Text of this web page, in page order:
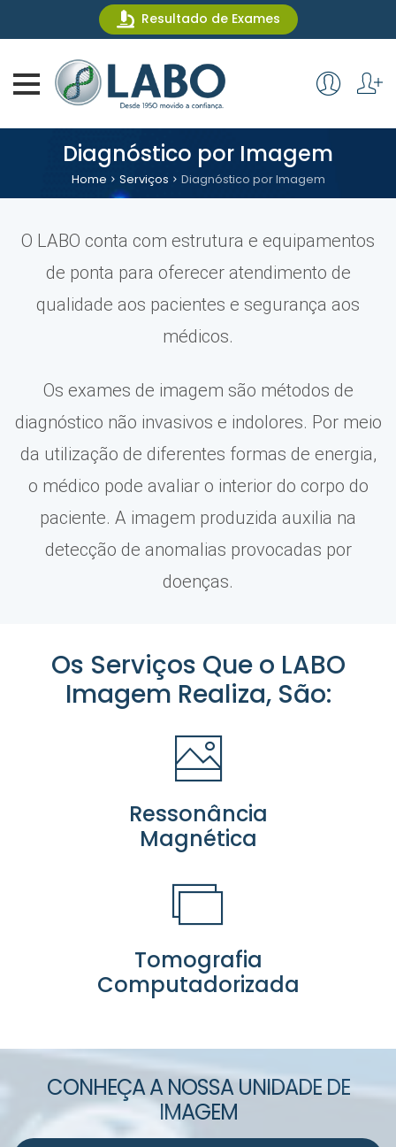
Resultado de Exames
Diagnóstico por Imagem
Home Serviços Diagnóstico por Imagem
O LABO conta com estrutura e equipamentos
de ponta para oferecer atendimento de
qualidade aos pacientes e segurança aos
médicos.
Os exames de imagem são métodos de
diagnóstico não invasivos e indolores. Por meio
da utilização de diferentes formas de energia,
o médico pode avaliar o interior do corpo do
paciente. A imagem produzida auxilia na
detecção de anomalias provocadas por
doenças.
Os Serviços Que o LABO
Imagem Realiza, São:
Ressonância
Magnética
Tomografia
Computadorizada
CONHEÇA A NOSSA UNIDADE DE
IMAGEM